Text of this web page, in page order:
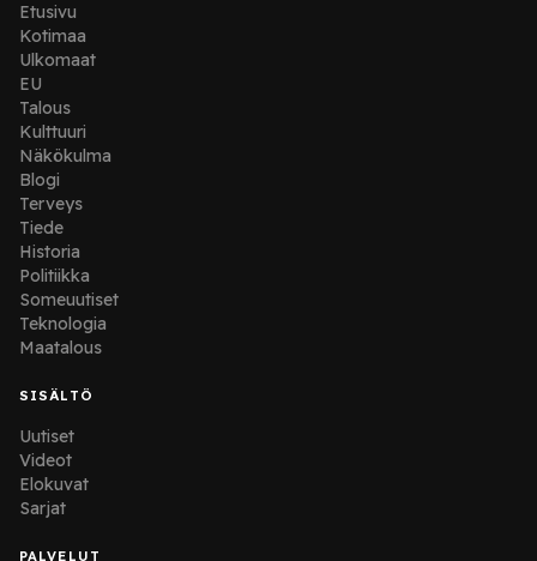
Etusivu
Kotimaa
Ulkomaat
EU
Talous
Kulttuuri
Näkökulma
Blogi
Terveys
Tiede
Historia
Politiikka
Someuutiset
Teknologia
Maatalous
SISÄLTÖ
Uutiset
Videot
Elokuvat
Sarjat
PALVELUT